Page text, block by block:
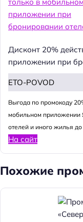
Дисконт 20%
приложении при
ETO-POVOD
Выгода по промокоду
мобильном приложении
отелей и иного жилья
На сайт
Похожие